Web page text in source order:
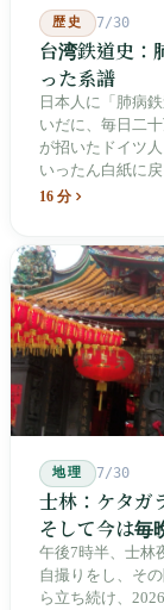
歴史 7/30
台湾鉄道史：
った系譜
日本人に「肺病
いだに、毎日二
が招いたドイツ
いったん白紙に
よって改名・改
治スローガン、
先住民族の地名
16 分
地理 7/30
士林：ケタガ
そして今は毎
午後7時半、士林
自撮りをし、そ
ら立ち続け、